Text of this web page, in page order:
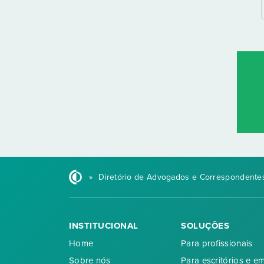
» Diretório de Advogados e
INSTITUCIONAL
Home
Sobre nós
SOLUÇÕES
Para profissionais
Para escritórios e